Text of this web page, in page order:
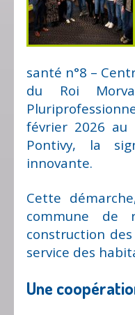
santé n°8 –
du Roi
février 2026 au
Pontivy, la
innovante.
Cette
commune de
construction
service des
Une